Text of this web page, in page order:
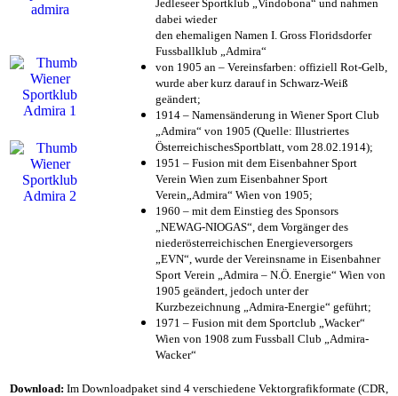
Jedleseer Sportklub „Vindobona“ und nahmen
dabei wieder
den ehemaligen Namen I. Gross Floridsdorfer
Fussballklub „Admira“
von 1905 an – Vereinsfarben: offiziell Rot-Gelb,
wurde aber kurz darauf in Schwarz-Weiß
geändert;
1914 – Namensänderung in Wiener Sport Club
„Admira“ von 1905 (Quelle: Illustriertes
ÖsterreichischesSportblatt, vom 28.02.1914);
1951 – Fusion mit dem Eisenbahner Sport
Verein Wien zum Eisenbahner Sport
Verein„Admira“ Wien von 1905;
1960 – mit dem Einstieg des Sponsors
„NEWAG-NIOGAS“, dem Vorgänger des
niederösterreichischen Energieversorgers
„EVN“, wurde der Vereinsname in Eisenbahner
Sport Verein „Admira – N.Ö. Energie“ Wien von
1905 geändert, jedoch unter der
Kurzbezeichnung „Admira-Energie“ geführt;
1971 – Fusion mit dem Sportclub „Wacker“
Wien von 1908 zum Fussball Club „Admira-
Wacker“
Download: Im Downloadpaket sind 4 verschiedene Vektorgrafikformate (CDR,